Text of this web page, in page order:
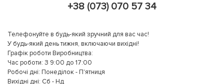
+38 (073) 070 57 34
Телефонуйте в будь-який зручний для вас час!
У будь-який день тижня, включаючи вихідні!
Графік роботи Виробництва:
Час роботи: З 9:00 до 17:00
Робочі дні: Понеділок - П'ятниця
Вихідні дні: Сб - Нд